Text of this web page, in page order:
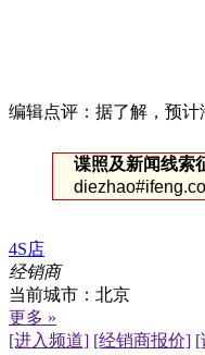
编辑点评：据了解，预
谍照及新闻线索
4S店
经销商
当前城市： 北京
更多 »
[进入频道] [经销商报价] [